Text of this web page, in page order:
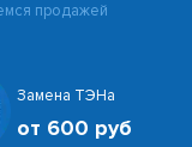
продажей
Замена ТЭНа
от 600 руб